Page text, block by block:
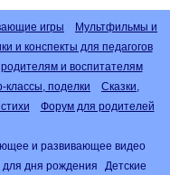
игры
Мультфильмы и
и конспекты для педагогов
и воспитателям
классы, поделки
Сказки,
Форум для родителей
и развивающее видео
дня рождения
Детские